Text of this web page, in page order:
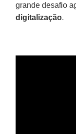
grande desafio
digitalização.